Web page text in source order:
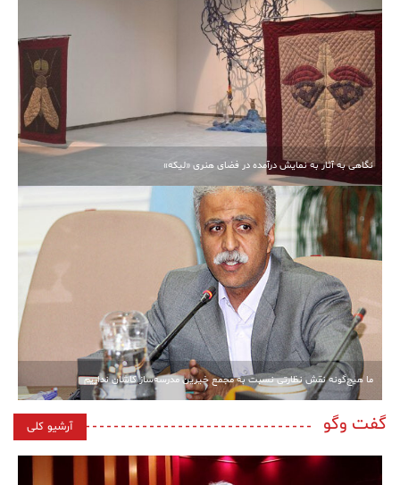
نگاهی به آثار به نمایش درآمده در فضای هنری «لیکه»
ما هیچ‌گونه نقش نظارتی نسبت به مجمع خیرین مدرسه‌ساز کاشان نداریم
گفت وگو آرشیو کلی